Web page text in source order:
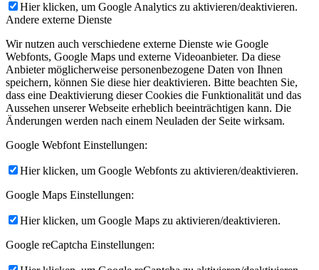
Hier klicken, um Google Analytics zu aktivieren/deaktivieren.
Andere externe Dienste
Wir nutzen auch verschiedene externe Dienste wie Google
Webfonts, Google Maps und externe Videoanbieter. Da diese
Anbieter möglicherweise personenbezogene Daten von Ihnen
speichern, können Sie diese hier deaktivieren. Bitte beachten Sie,
dass eine Deaktivierung dieser Cookies die Funktionalität und das
Aussehen unserer Webseite erheblich beeinträchtigen kann. Die
Änderungen werden nach einem Neuladen der Seite wirksam.
Google Webfont Einstellungen:
Hier klicken, um Google Webfonts zu aktivieren/deaktivieren.
Google Maps Einstellungen:
Hier klicken, um Google Maps zu aktivieren/deaktivieren.
Google reCaptcha Einstellungen: